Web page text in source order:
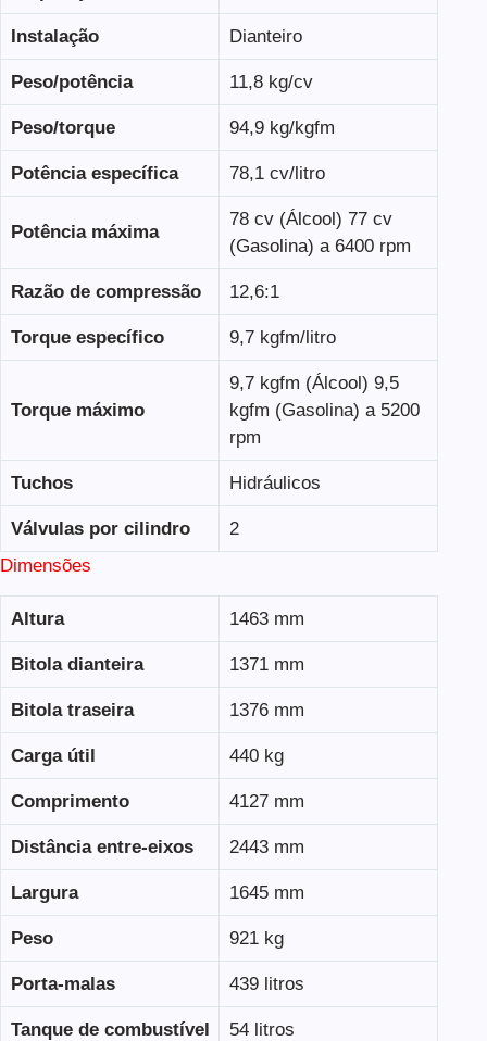
Instalação Dianteiro
Peso/potência 11,8 kg/cv
Peso/torque 94,9 kg/kgfm
Potência específica 78,1 cv/litro
Potência máxima
78 cv (Álcool) 77 cv
(Gasolina) a 6400 rpm
Razão de compressão 12,6:1
Torque específico 9,7 kgfm/litro
Torque máximo
9,7 kgfm (Álcool) 9,5
kgfm (Gasolina) a 5200
rpm
Tuchos Hidráulicos
Válvulas por cilindro
2
Dimensões
Altura 1463 mm
Bitola dianteira 1371 mm
Bitola traseira 1376 mm
Carga útil 440 kg
Comprimento 4127 mm
Distância entre-eixos 2443 mm
Largura 1645 mm
Peso 921 kg
Porta-malas 439 litros
Tanque de combustível 54 litros